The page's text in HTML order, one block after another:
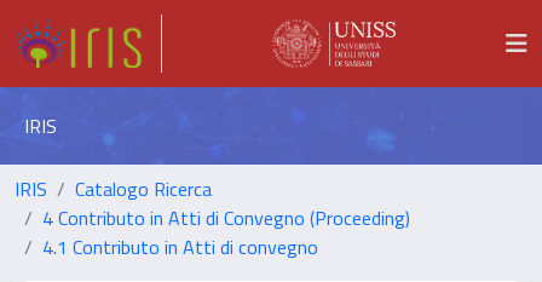
IRIS
IRIS
Catalogo Ricerca
4 Contributo in Atti di Convegno (Proceeding)
4.1 Contributo in Atti di convegno